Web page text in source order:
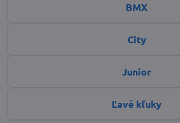
BMX
City
Junior
Ľavé kľuky